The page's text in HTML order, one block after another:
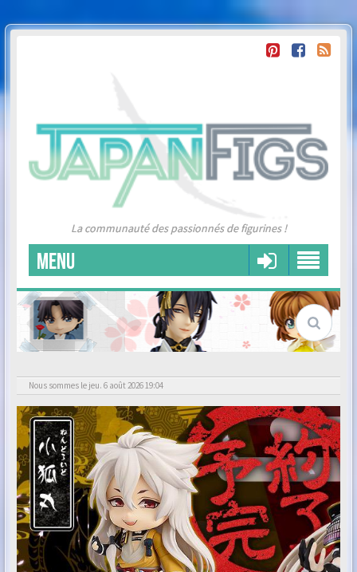
La communauté des passionnés de figurines !
MENU
Nous sommes le jeu. 6 août 2026 19:04